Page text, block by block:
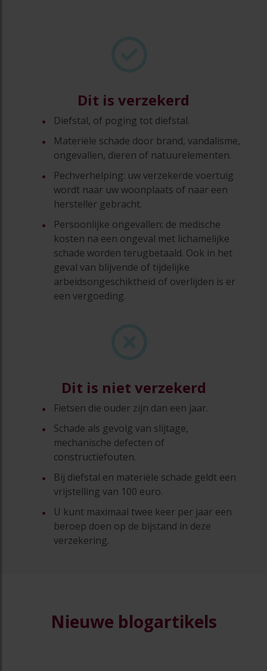
Dit is verzekerd
Diefstal, of poging tot diefstal.
Materiële schade door brand, vandalisme,
ongevallen, dieren of natuurelementen.
Pechverhelping: uw verzekerde voertuig
wordt naar uw woonplaats of naar een
hersteller gebracht.
Persoonlijke ongevallen: de medische
kosten na een ongeval met lichamelijke
schade worden terugbetaald. Ook in het
geval van blijvende of tijdelijke
arbeidsongeschiktheid of overlijden is er
een vergoeding.
Dit is niet verzekerd
Fietsen die ouder zijn dan een jaar.
Schade als gevolg van slijtage,
mechanische defecten of
constructiefouten.
Bij diefstal en materiële schade geldt een
vrijstelling van 100 euro.
U kunt maximaal twee keer per jaar een
beroep doen op de bijstand in deze
verzekering.
Nieuwe blogartikels